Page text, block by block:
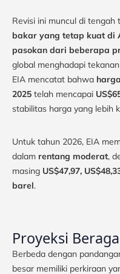
Revisi ini muncul di tengah
bakar yang tetap kuat di
pasokan dari beberapa
global menghadapi
EIA mencatat bahwa
2025 telah mencapai
stabilitas harga yang lebih
Untuk tahun 2026, EIA
dalam rentang moderat,
masing US$47,97,
barel.
Proyeksi
Berbeda dengan
besar memiliki perkiraan